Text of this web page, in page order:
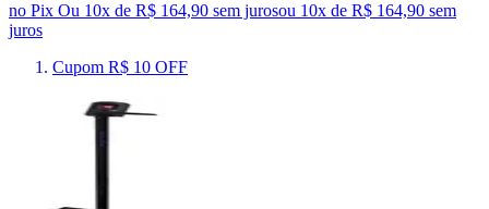
no Pix Ou 10x de R$ 164,90 sem jurosou 10x de R$ 164,90 sem
juros
Cupom R$ 10 OFF